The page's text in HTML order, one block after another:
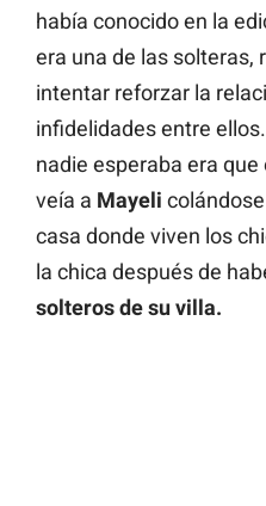
había conocido en la
era una de las solteras,
intentar reforzar la
infidelidades entre
nadie esperaba era
veía a Mayeli
casa donde viven los
la chica después de
solteros de su villa.